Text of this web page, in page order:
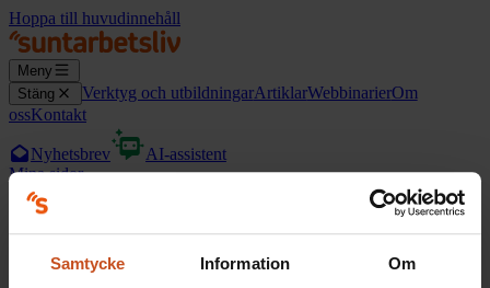
Samtycke Information Om
Hoppa till huvudinnehåll
Meny
Stäng
Verktyg och utbildningarArtiklarWebbinarierOm
ossKontakt
Nyhetsbrev
AI-assistent
Mina sidor
Logga in med din e-post
E-postadress*